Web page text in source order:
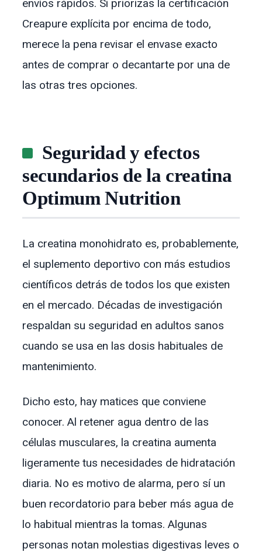
envíos rápidos. Si priorizas la certificación
Creapure explícita por encima de todo,
merece la pena revisar el envase exacto
antes de comprar o decantarte por una de
las otras tres opciones.
Seguridad y efectos
secundarios de la creatina
Optimum Nutrition
La creatina monohidrato es, probablemente,
el suplemento deportivo con más estudios
científicos detrás de todos los que existen
en el mercado. Décadas de investigación
respaldan su seguridad en adultos sanos
cuando se usa en las dosis habituales de
mantenimiento.
Dicho esto, hay matices que conviene
conocer. Al retener agua dentro de las
células musculares, la creatina aumenta
ligeramente tus necesidades de hidratación
diaria. No es motivo de alarma, pero sí un
buen recordatorio para beber más agua de
lo habitual mientras la tomas. Algunas
personas notan molestias digestivas leves o